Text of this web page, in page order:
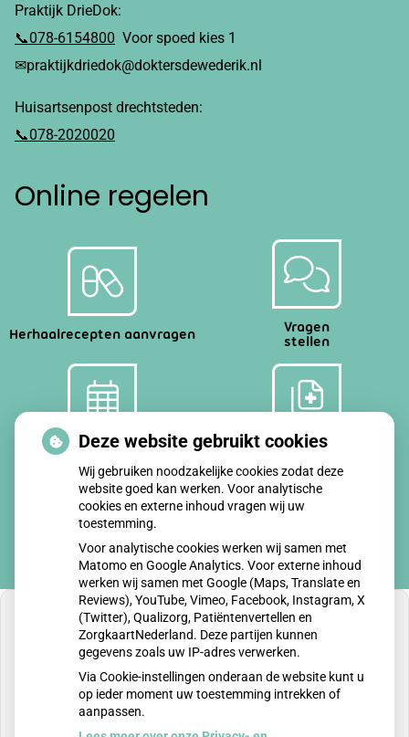
Praktijk DrieDok:
📞078-6154800 Voor spoed kies 1
✉praktijkdriedok@doktersdewederik.nl
Huisartsenpost drechtsteden:
📞078-2020020
Online regelen
Herhaalrecepten aanvragen
Vragen
stellen
Afspraken
maken
Dossier
bekijken
U heeft geen toestemming gegeven voor
externe inhoud die nodig is om dit te zien.
Cookie-instellingen wijzigen
Deze website gebruikt cookies
Wij gebruiken noodzakelijke cookies zodat deze
website goed kan werken. Voor analytische
cookies en externe inhoud vragen wij uw
toestemming.
Voor analytische cookies werken wij samen met
Matomo en Google Analytics. Voor externe inhoud
werken wij samen met Google (Maps, Translate en
Reviews), YouTube, Vimeo, Facebook, Instagram, X
(Twitter), Qualizorg, Patiëntenvertellen en
ZorgkaartNederland. Deze partijen kunnen
gegevens zoals uw IP-adres verwerken.
Via Cookie-instellingen onderaan de website kunt u
op ieder moment uw toestemming intrekken of
aanpassen.